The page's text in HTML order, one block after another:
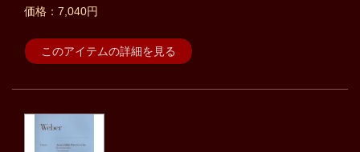
価格：7,040円
このアイテムの詳細を見る